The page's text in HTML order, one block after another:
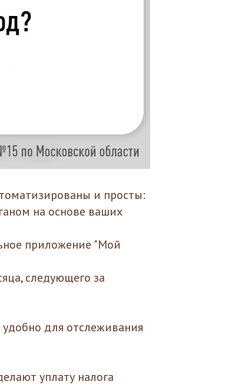
и просты:
на основе ваших
приложение "Мой
следующего за
для отслеживания
уплату налога